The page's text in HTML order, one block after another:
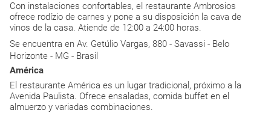
Con instalaciones confortables, el restaurante Ambrosios
ofrece rodízio de carnes y pone a su disposición la cava de
vinos de la casa. Atiende de 12:00 a 24:00 horas.
Se encuentra en Av. Getúlio Vargas, 880 - Savassi - Belo
Horizonte - MG - Brasil
América
El restaurante América es un lugar tradicional, próximo a la
Avenida Paulista. Ofrece ensaladas, comida buffet en el
almuerzo y variadas combinaciones.